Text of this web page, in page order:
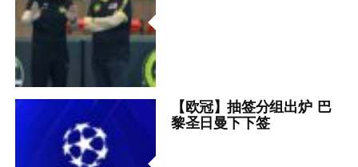
【欧冠】抽签分组出炉 巴
黎圣日曼下下签